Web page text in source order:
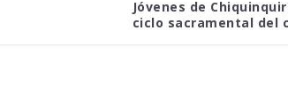
Jóvenes de
ciclo sacramental del